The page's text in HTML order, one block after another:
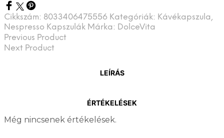
Cikkszám: 8033406475556 Kategóriák: Kávékapszula,
Nespresso Kapszulák Márka: DolceVita
Previous Product
Next Product
LEÍRÁS
ÉRTÉKELÉSEK
Még nincsenek értékelések.